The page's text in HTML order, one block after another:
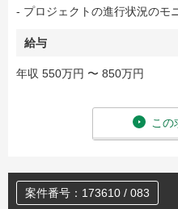
- プロジェクトの進行状況のモ
給与
年収 550万円 〜 850万円
この
案件番号：173610 / 083